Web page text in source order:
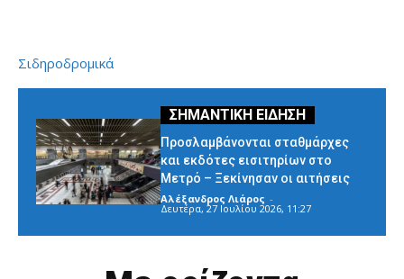
Σιδηροδρομικά
Προσλαμβάνονται σταθμάρχες
και εκδότες εισιτηρίων στο
Μετρό – Ξεκίνησαν οι αιτήσεις
Αλέξανδρος Λιάρος -
Δευτέρα, 27 Ιουλίου 2026, 11:27